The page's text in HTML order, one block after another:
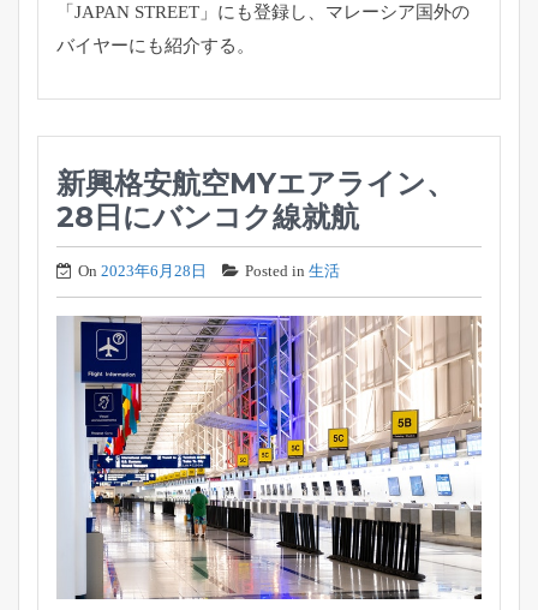
「 JAPAN STREET」にも登録し、 マレーシア国外の
バイヤーにも紹介する。
新興格安航空MYエアライン、
28日にバンコク線就航
On 2023年6月28日 Posted in 生活